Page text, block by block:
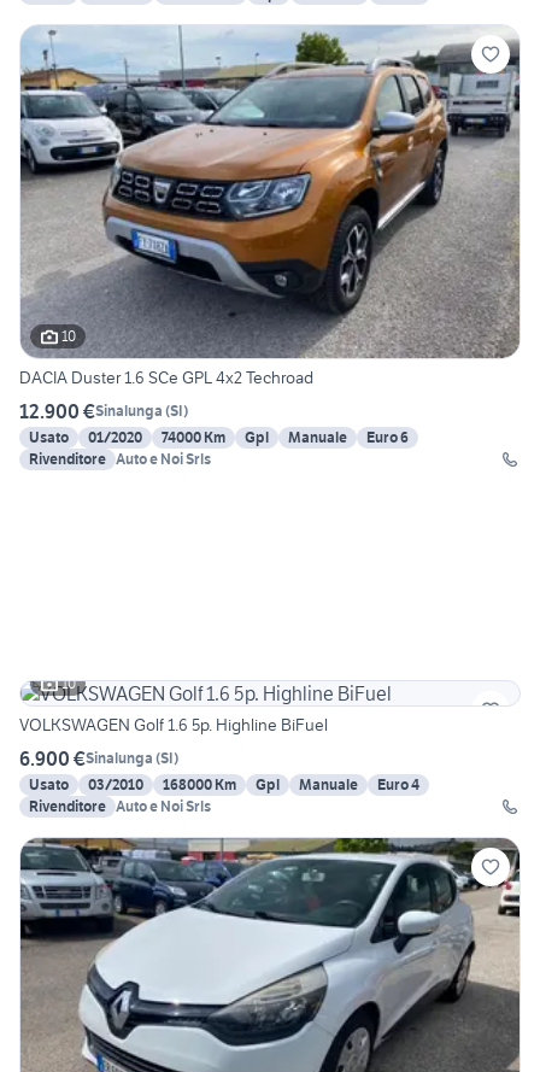
10
DACIA Duster 1.6 SCe GPL 4x2 Techroad
12.900 €Sinalunga (SI)
Usato
01/2020 74000 Km Gpl Manuale
Euro 6
Rivenditore Auto e Noi Srls
10
VOLKSWAGEN Golf 1.6 5p. Highline BiFuel
6.900 €Sinalunga (SI)
Usato
03/2010 168000 Km Gpl Manuale
Euro 4
Rivenditore Auto e Noi Srls